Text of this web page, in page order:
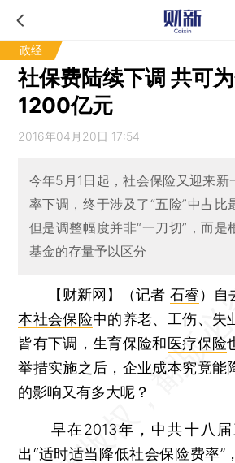
政经
社保费陆续下调 共可
1200亿元
2016年04月20日 17:54
今年5月1日起，社会保险又迎来新
率下调，终于涉及了“五险”中占比
但是调整幅度并非“一刀切”，而是
基金的存量予以区分
【财新网】（记者 石睿） 自
本社会保险中的养老、工伤、失
皆有下调，生育保险和医疗保险
举措实施之后，企业成本究竟能
的影响又有多大呢？
早在2013年，中共十八届
出“适时适当降低社会保险费率”